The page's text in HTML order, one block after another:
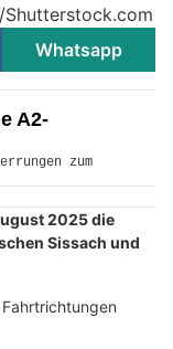
Whatsapp
A2-
2025 die
Sissach und